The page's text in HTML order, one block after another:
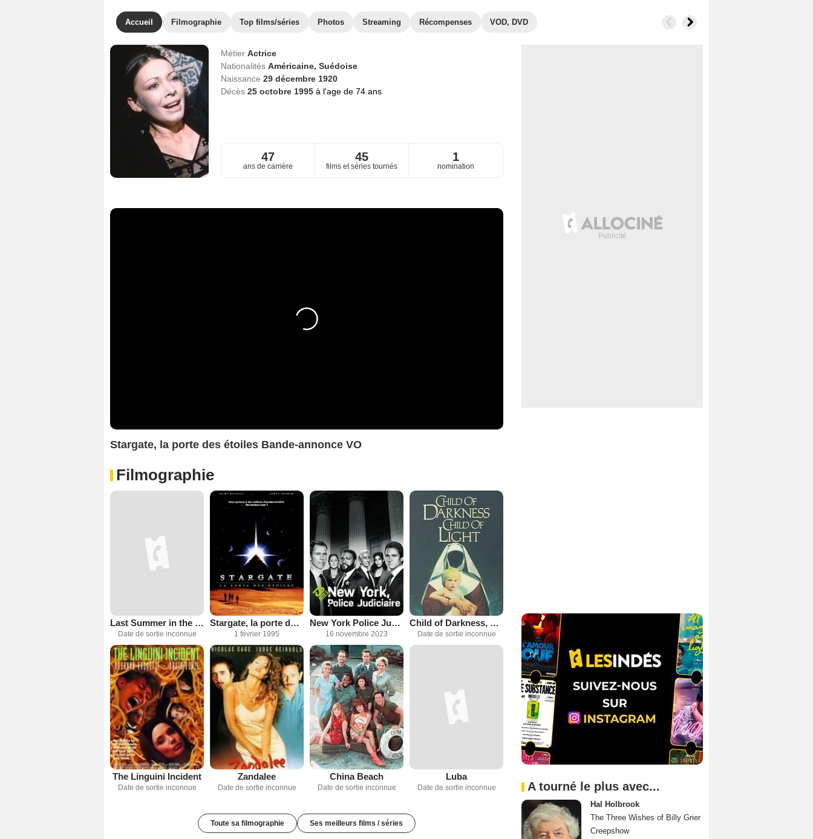
Accueil Filmographie Top films/séries Photos Streaming Récompenses VOD, DVD
Métier Actrice
Nationalités Américaine, Suédoise
Naissance 29 décembre 1920
Décès 25 octobre 1995 à l'age de 74 ans
47
ans de carrière
45
films et séries tournés
1
nomination
Stargate, la porte des étoiles Bande-annonce VO
Filmographie
Last Summer in the Hamptons
Date de sortie inconnue
Stargate, la porte des étoiles
1 février 1995
New York Police Judiciaire
16 novembre 2023
Child of Darkness, Child of Light
Date de sortie inconnue
The Linguini Incident
Date de sortie inconnue
Zandalee
Date de sortie inconnue
China Beach
Date de sortie inconnue
Luba
Date de sortie inconnue
Toute sa filmographie Ses meilleurs films / séries
A tourné le plus avec...
Hal Holbrook
The Three Wishes of Billy Grier
Creepshow